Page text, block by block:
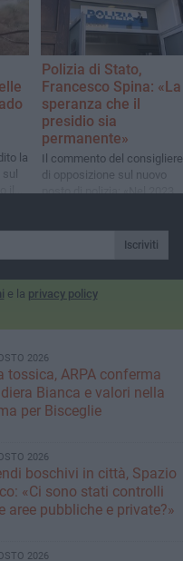
la
il
Polizia di Stato,
Francesco Spina: «La
speranza che il
presidio sia
permanente»
Il commento del consigliere
di opposizione sul nuovo
posto di polizia: «Nel 2023
Iscriviti
e la privacy policy
2026
tossica, ARPA conferma
Bianca e valori nella
per Bisceglie
2026
boschivi in città, Spazio
«Ci sono stati controlli
aree pubbliche e private?»
2026